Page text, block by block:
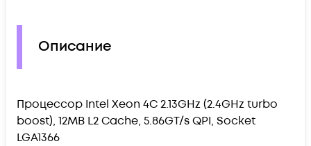
Описание
Процессор Intel Xeon 4C 2.13GHz (2.4GHz turbo
boost), 12MB L2 Cache, 5.86GT/s QPI, Socket
LGA1366